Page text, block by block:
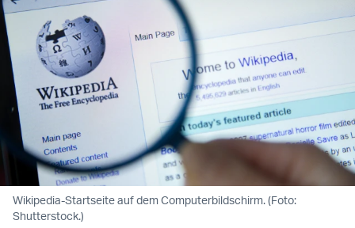
Wikipedia-Startseite auf dem Computerbildschirm. (Foto:
Shutterstock.)